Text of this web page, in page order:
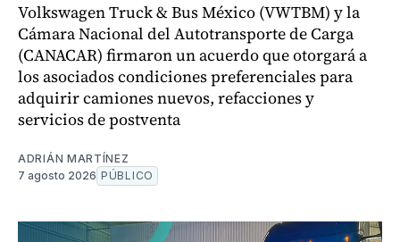
Volkswagen Truck & Bus México (VWTBM) y la
Cámara Nacional del Autotransporte de Carga
(CANACAR) firmaron un acuerdo que otorgará a
los asociados condiciones preferenciales para
adquirir camiones nuevos, refacciones y
servicios de postventa
ADRIÁN MARTÍNEZ
7 agosto 2026 PÚBLICO